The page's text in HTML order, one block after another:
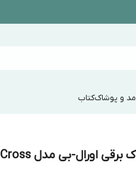
مد و پوشاککتاب
سری یدک مسواک برقی اورال-بی مدل Cross